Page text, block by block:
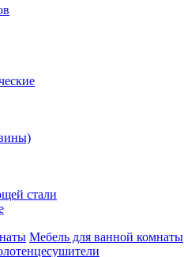
стали
Мебель для ванной комнаты